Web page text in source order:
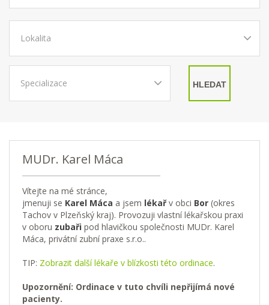
HLEDAT
MUDr. Karel Máca
Vítejte na mé stránce,
jmenuji se Karel Máca a jsem lékařv obci Bor (okres
Tachov v Plzeňský kraj). Provozuji vlastní lékařskou praxi
v oboru zubaři pod hlavičkou společnosti MUDr. Karel
Máca, privátní zubní praxe s.r.o..
TIP: Zobrazit další lékaře v blízkosti této ordinace.
Upozornění: Ordinace v tuto chvíli nepřijímá nové
pacienty.